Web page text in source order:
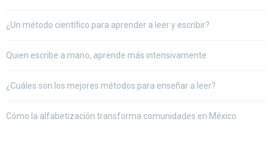
¿Un método científico para aprender a leer y escribir?
Quien escribe a mano, aprende más intensivamente
¿Cuáles son los mejores métodos para enseñar a leer?
Cómo la alfabetización transforma comunidades en México